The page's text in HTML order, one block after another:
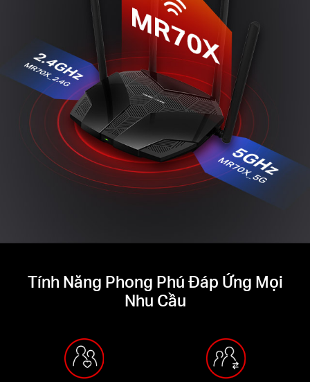
Tính Năng Phong Phú Đáp Ứng Mọi
Nhu Cầu